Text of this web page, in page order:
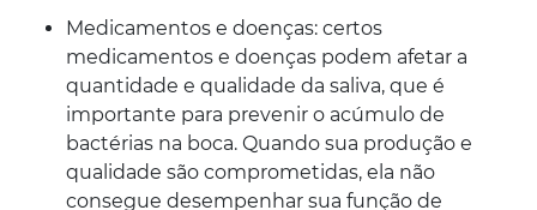
Medicamentos e doenças: certos
medicamentos e doenças podem afetar a
quantidade e qualidade da saliva, que é
importante para prevenir o acúmulo de
bactérias na boca. Quando sua produção e
qualidade são comprometidas, ela não
consegue desempenhar sua função de